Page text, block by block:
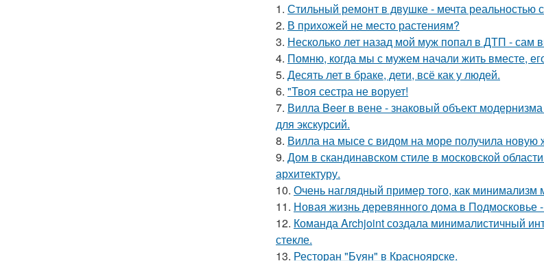
1. Стильный ремонт в двушке - мечта реальностью
2. В прихожей не место растениям?
3. Несколько лет назад мой муж попал в ДТП - сам
4. Помню, когда мы с мужем начали жить вместе,
5. Десять лет в браке, дети, всё как у людей.
6. "Твоя сестра не ворует!
7. Вилла Beer в вене - знаковый объект
для экскурсий.
8. Вилла на мысе с видом на море получила новую
9. Дом в скандинавском стиле в московской
архитектуру.
10. Очень наглядный пример того, как
11. Новая жизнь деревянного дома в Подмосковье
12. Команда Archjoint создала минималистичный
стекле.
13. Ресторан "Буян" в Красноярске.